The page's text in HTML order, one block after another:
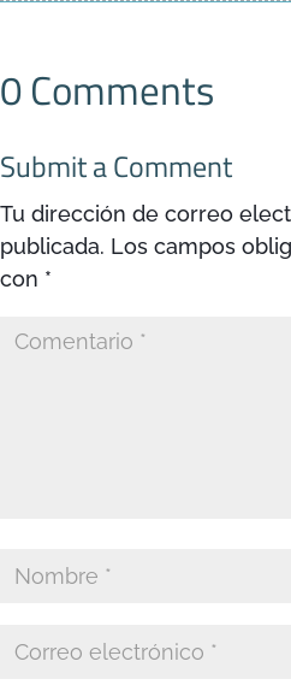
0 Comments
Submit a Comment
Tu dirección de correo
publicada. Los campos
con *